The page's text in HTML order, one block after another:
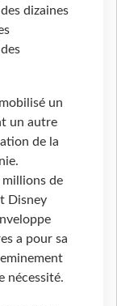
dizaines
un
un autre
de la
millions de
Disney
a pour sa
nécessité.